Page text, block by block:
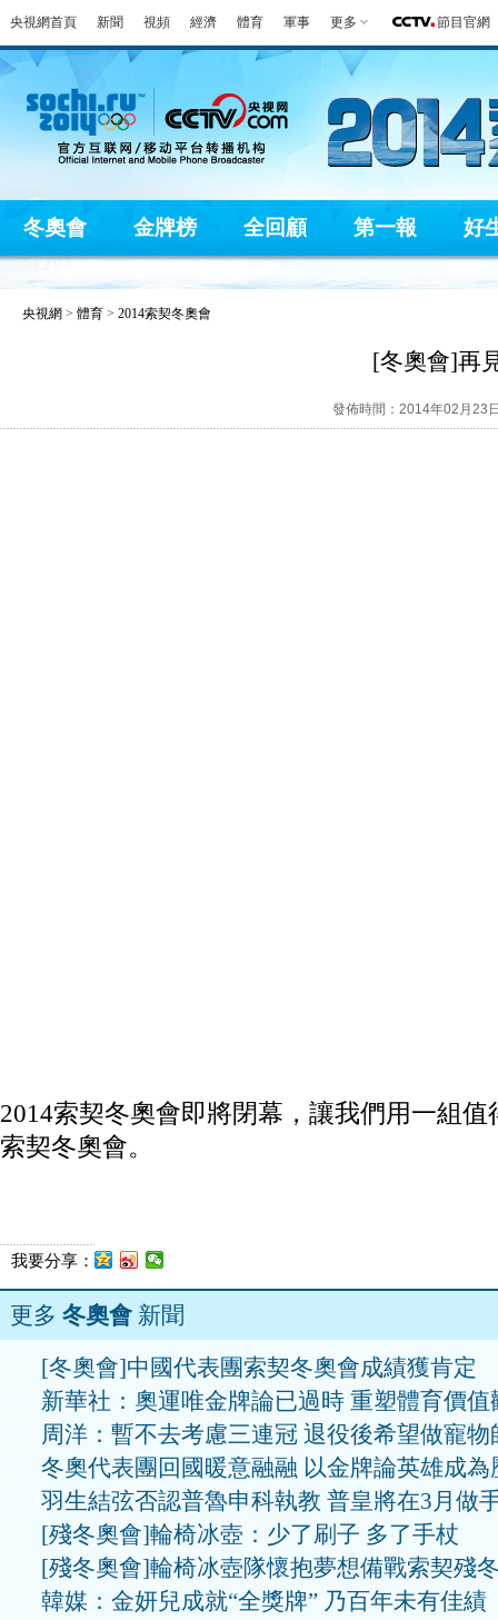
央視網首頁 新聞 視頻 經濟 體育 軍事 更多 節目官網
冬奧會 金牌榜 全回顧 第一報 好
央視網 > 體育 > 2014索契冬奧會
[冬奧會]再
發佈時間：2014年02月23
2014索契冬奧會即將閉幕，讓我們用一組
索契冬奧會。
我要分享：
更多 冬奧會新聞
[冬奧會]中國代表團索契冬奧會成績獲肯定
新華社：奧運唯金牌論已過時 重塑體育價值
周洋：暫不去考慮三連冠 退役後希望做寵物
冬奧代表團回國暖意融融 以金牌論英雄成為
羽生結弦否認普魯申科執教 普皇將在3月做
[殘冬奧會]輪椅冰壺：少了刷子 多了手杖
[殘冬奧會]輪椅冰壺隊懷抱夢想備戰索契殘
韓媒：金妍兒成就“全獎牌” 乃百年未有佳績